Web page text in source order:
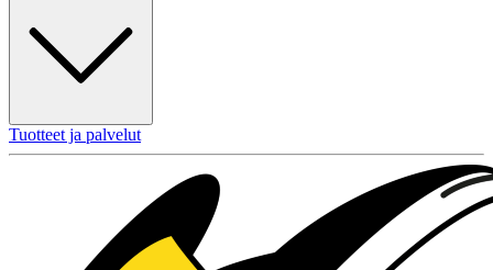
Tuotteet ja palvelut